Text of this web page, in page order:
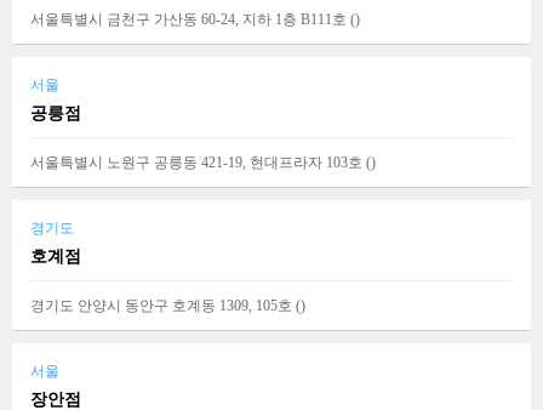
서울특별시 금천구 가산동 60-24, 지하 1층 B111호 ()
서울
공릉점
서울특별시 노원구 공릉동 421-19, 현대프라자 103호 ()
경기도
호계점
경기도 안양시 동안구 호계동 1309, 105호 ()
서울
장안점